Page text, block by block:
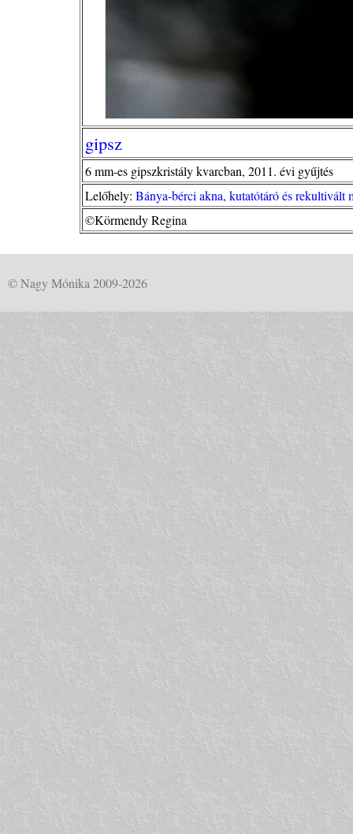
gipsz
6 mm-es gipszkristály kvarcban, 2011. évi gyűjtés
Lelőhely: Bánya-bérci akna, kutatótáró és rekultivált
©Körmendy Regina
© Nagy Mónika 2009-2026